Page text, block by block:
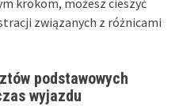
związanych z różnicami
podstawowych
wyjazdu